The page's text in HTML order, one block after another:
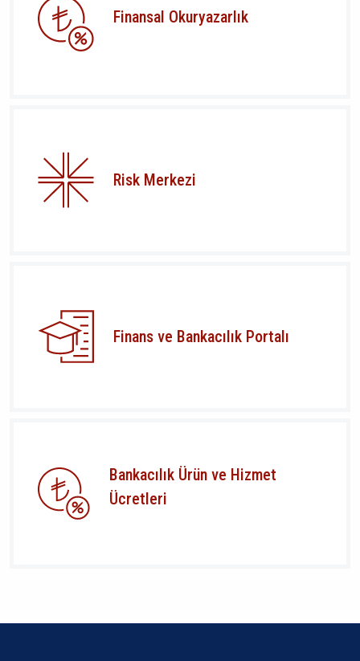
Finansal Okuryazarlık
Risk Merkezi
Finans ve Bankacılık Portalı
Bankacılık Ürün ve Hizmet
Ücretleri